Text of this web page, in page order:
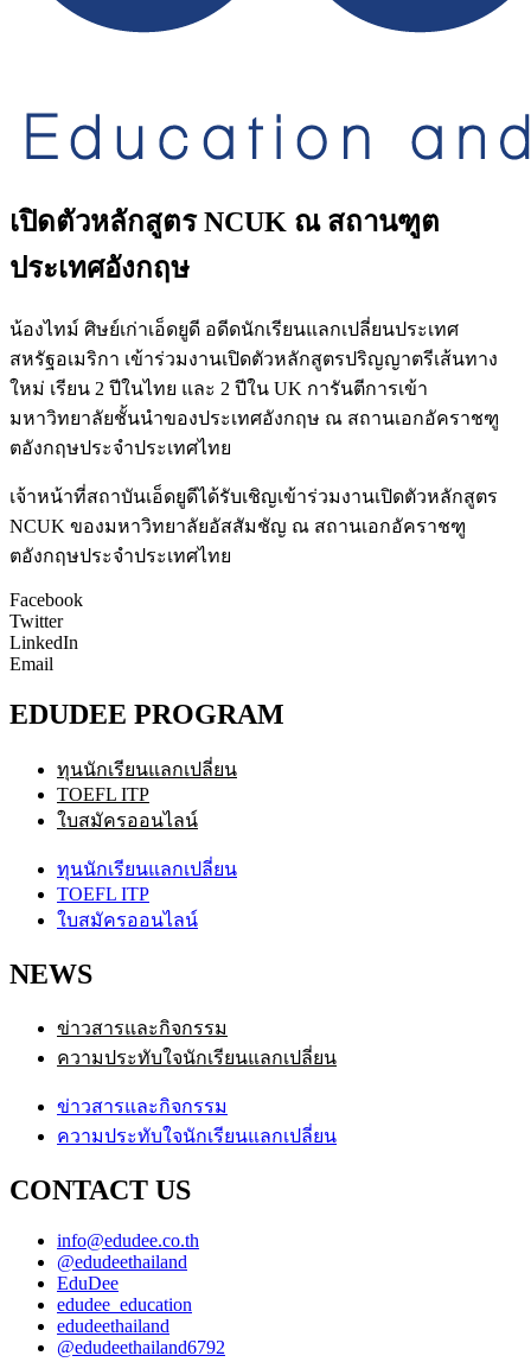
เปิดตัวหลักสูตร NCUK ณ สถานฑูต
ประเทศอังกฤษ
น้องไทม์ ศิษย์เก่าเอ็ดยูดี อดีดนักเรียนแลกเปลี่ยนประเทศ
สหรัฐอเมริกา เข้าร่วมงานเปิดตัวหลักสูตรปริญญาตรีเส้นทาง
ใหม่ เรียน 2 ปีในไทย และ 2 ปีใน UK การันตีการเข้า
มหาวิทยาลัยชั้นนำของประเทศอังกฤษ ณ สถานเอกอัคราชฑู
ตอังกฤษประจำประเทศไทย
เจ้าหน้าที่สถาบันเอ็ดยูดีได้รับเชิญเข้าร่วมงานเปิดตัวหลักสูตร
NCUK ของมหาวิทยาลัยอัสสัมชัญ ณ สถานเอกอัคราชฑู
ตอังกฤษประจำประเทศไทย
Facebook
Twitter
LinkedIn
Email
EDUDEE PROGRAM
ทุนนักเรียนแลกเปลี่ยน
TOEFL ITP
ใบสมัครออนไลน์
ทุนนักเรียนแลกเปลี่ยน
TOEFL ITP
ใบสมัครออนไลน์
NEWS
ข่าวสารและกิจกรรม
ความประทับใจนักเรียนแลกเปลี่ยน
ข่าวสารและกิจกรรม
ความประทับใจนักเรียนแลกเปลี่ยน
CONTACT US
info@edudee.co.th
@edudeethailand
EduDee
edudee_education
edudeethailand
@edudeethailand6792